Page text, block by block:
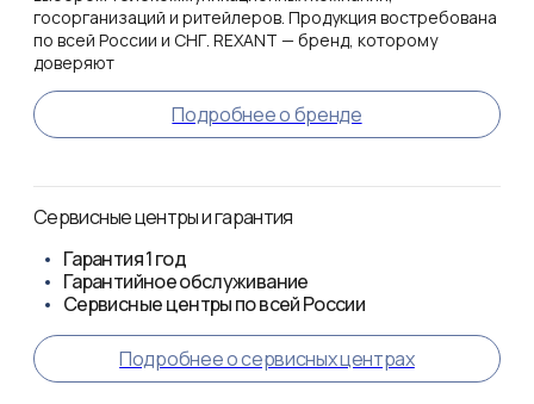
госорганизаций и ритейлеров. Продукция востребована
по всей России и СНГ. REXANT — бренд, которому
доверяют
Подробнее о бренде
Сервисные центры и гарантия
Гарантия1 год
Гарантийное обслуживание
Сервисные центры по всей России
Подробнее о сервисных центрах